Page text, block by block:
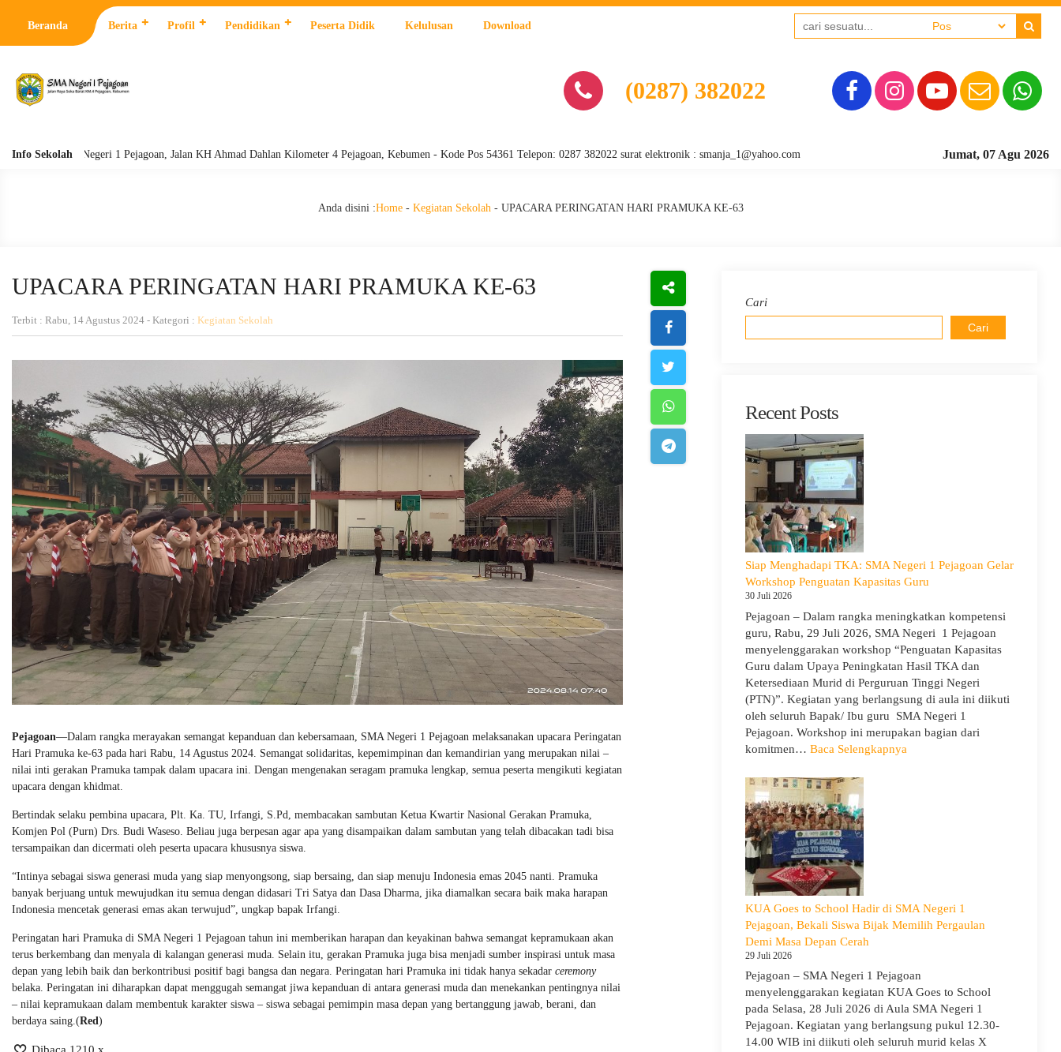
Beranda Berita Profil Pendidikan Peserta Didik Kelulusan Download
(0287) 382022
Info Sekolah Jumat, 07 Agu 2026
SMA Negeri 1 Pejagoan, Jalan KH Ahmad Dahlan Kilometer 4 Pejagoan, Kebumen - Kode Pos 54361 Telepon: 0287 382022 surat elektronik : smanja_1@yahoo.com
Anda disini :Home- Kegiatan Sekolah- UPACARA PERINGATAN HARI PRAMUKA KE-63
UPACARA PERINGATAN HARI PRAMUKA KE-63
Terbit : Rabu, 14 Agustus 2024 - Kategori : Kegiatan Sekolah
Pejagoan—Dalam rangka merayakan semangat kepanduan dan kebersamaan, SMA Negeri 1 Pejagoan melaksanakan upacara Peringatan
Hari Pramuka ke-63 pada hari Rabu, 14 Agustus 2024. Semangat solidaritas, kepemimpinan dan kemandirian yang merupakan nilai –
nilai inti gerakan Pramuka tampak dalam upacara ini. Dengan mengenakan seragam pramuka lengkap, semua peserta mengikuti kegiatan
upacara dengan khidmat.
Bertindak selaku pembina upacara, Plt. Ka. TU, Irfangi, S.Pd, membacakan sambutan Ketua Kwartir Nasional Gerakan Pramuka,
Komjen Pol (Purn) Drs. Budi Waseso. Beliau juga berpesan agar apa yang disampaikan dalam sambutan yang telah dibacakan tadi bisa
tersampaikan dan dicermati oleh peserta upacara khususnya siswa.
“Intinya sebagai siswa generasi muda yang siap menyongsong, siap bersaing, dan siap menuju Indonesia emas 2045 nanti. Pramuka
banyak berjuang untuk mewujudkan itu semua dengan didasari Tri Satya dan Dasa Dharma, jika diamalkan secara baik maka harapan
Indonesia mencetak generasi emas akan terwujud”, ungkap bapak Irfangi.
Peringatan hari Pramuka di SMA Negeri 1 Pejagoan tahun ini memberikan harapan dan keyakinan bahwa semangat kepramukaan akan
terus berkembang dan menyala di kalangan generasi muda. Selain itu, gerakan Pramuka juga bisa menjadi sumber inspirasi untuk masa
depan yang lebih baik dan berkontribusi positif bagi bangsa dan negara. Peringatan hari Pramuka ini tidak hanya sekadar ceremony
belaka. Peringatan ini diharapkan dapat menggugah semangat jiwa kepanduan di antara generasi muda dan menekankan pentingnya nilai
– nilai kepramukaan dalam membentuk karakter siswa – siswa sebagai pemimpin masa depan yang bertanggung jawab, berani, dan
berdaya saing.(Red)
Cari
Cari
Recent Posts
Siap Menghadapi TKA: SMA Negeri 1 Pejagoan Gelar
Workshop Penguatan Kapasitas Guru
30 Juli 2026
Pejagoan – Dalam rangka meningkatkan kompetensi
guru, Rabu, 29 Juli 2026, SMA Negeri 1 Pejagoan
menyelenggarakan workshop “Penguatan Kapasitas
Guru dalam Upaya Peningkatan Hasil TKA dan
Ketersediaan Murid di Perguruan Tinggi Negeri
(PTN)”. Kegiatan yang berlangsung di aula ini diikuti
oleh seluruh Bapak/ Ibu guru SMA Negeri 1
Pejagoan. Workshop ini merupakan bagian dari
komitmen… Baca Selengkapnya
Penguatan
Kapasitas
KUA Goes to School Hadir di SMA Negeri 1
Pejagoan, Bekali Siswa Bijak Memilih Pergaulan
Demi Masa Depan Cerah
29 Juli 2026
Pejagoan – SMA Negeri 1 Pejagoan
menyelenggarakan kegiatan KUA Goes to School
pada Selasa, 28 Juli 2026 di Aula SMA Negeri 1
Pejagoan. Kegiatan yang berlangsung pukul 12.30-
14.00 WIB ini diikuti oleh seluruh murid kelas X